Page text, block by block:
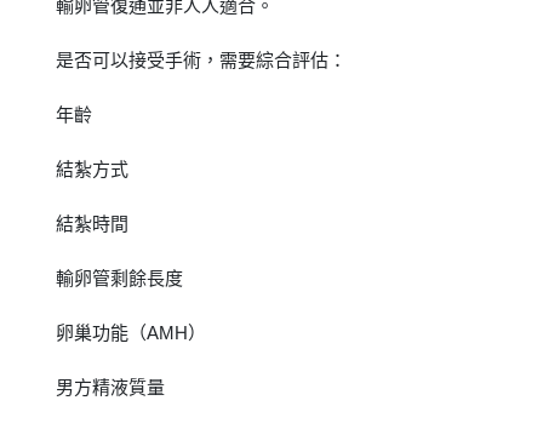
輸卵管復通並非人人適合。
是否可以接受手術，需要綜合評估：
年齡
結紮方式
結紮時間
輸卵管剩餘長度
卵巢功能（AMH）
男方精液質量